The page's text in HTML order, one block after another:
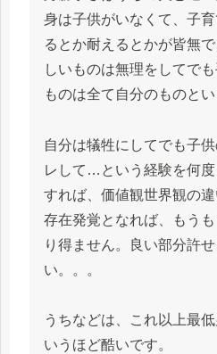
身は子供がいなくて、子
るとか耐えるとかが皆無
しいものは無理をしてで
ものは全て自分のものとい
自分は犠牲にしてでも子
レして…という経験を何
すれば、価値観世界観の
存在発覚となれば、もう
り得ません。良い部分許
い。。。
うちなどは、これ以上最
いうほど酷いです。